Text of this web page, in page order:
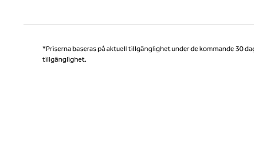
*Priserna baseras på aktuell tillgänglighet under de kommande 30
tillgänglighet.